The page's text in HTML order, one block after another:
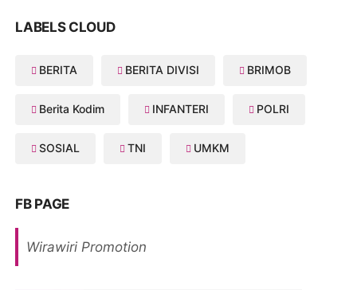
LABELS CLOUD
BERITA BERITA DIVISI BRIMOB
Berita Kodim INFANTERI POLRI
SOSIAL TNI UMKM
FB PAGE
Wirawiri Promotion